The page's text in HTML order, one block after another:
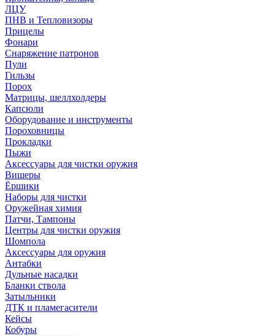
ЛЦУ
ПНВ и Тепловизоры
Прицелы
Фонари
Снаряжение патронов
Пули
Гильзы
Порох
Матрицы, шеллхолдеры
Капсюли
Оборудование и инструменты
Пороховницы
Прокладки
Пыжи
Аксессуары для чистки оружия
Вишеры
Ёршики
Наборы для чистки
Оружейная химия
Патчи, Тампоны
Центры для чистки оружия
Шомпола
Аксессуары для оружия
Антабки
Дульные насадки
Бланки ствола
Затыльники
ДТК и пламегасители
Кейсы
Кобуры